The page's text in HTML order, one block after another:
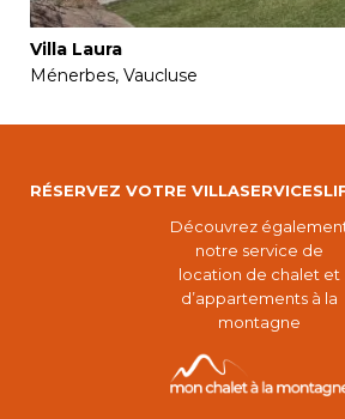
Villa Laura
Ménerbes, Vaucluse
RÉSERVEZ VOTRE VILLASERVICES
Découvrez
notre service de
location de chalet et
d’appartements à la
montagne